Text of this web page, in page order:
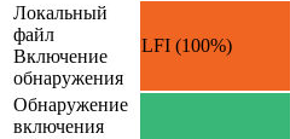
Локальный
файл
Включение
обнаружения
LFI (100%)
Обнаружение
включения